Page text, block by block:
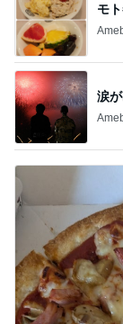
モ
涙